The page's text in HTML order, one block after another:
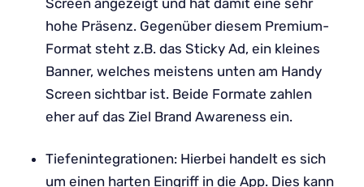
hohe Präsenz. Gegenüber diesem Premium-
Format steht z.B. das Sticky Ad, ein kleines
Banner, welches meistens unten am Handy
Screen sichtbar ist. Beide Formate zahlen
eher auf das Ziel Brand Awareness ein.
Tiefenintegrationen: Hierbei handelt es sich
um einen harten Eingriff in die App. Dies kann